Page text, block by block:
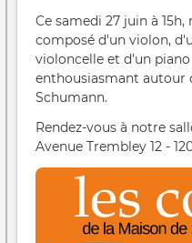
Ce samedi 27 juin à
composé d'un violon,
violoncelle et d'un
enthousiasmant autour
Schumann.
Rendez-vous à notre
Avenue Trembley 12 -